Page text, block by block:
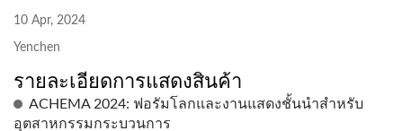
10 Apr, 2024
Yenchen
รายละเอียดการแสดงสินค้า
ACHEMA 2024: ฟอรัมโลกและงานแสดงชั้นนำสำหรับ
อุตสาหกรรมกระบวนการ